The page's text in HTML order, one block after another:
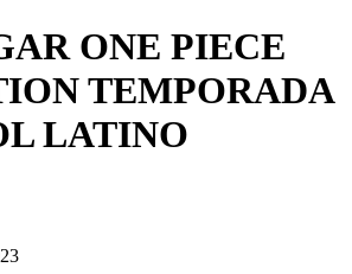
ONE PIECE
TEMPORADA
LATINO